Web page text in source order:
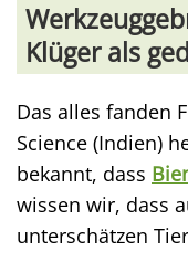
Klüger als
Das alles fanden
Science (Indien)
bekannt, dass
wissen wir, dass
unterschätzen